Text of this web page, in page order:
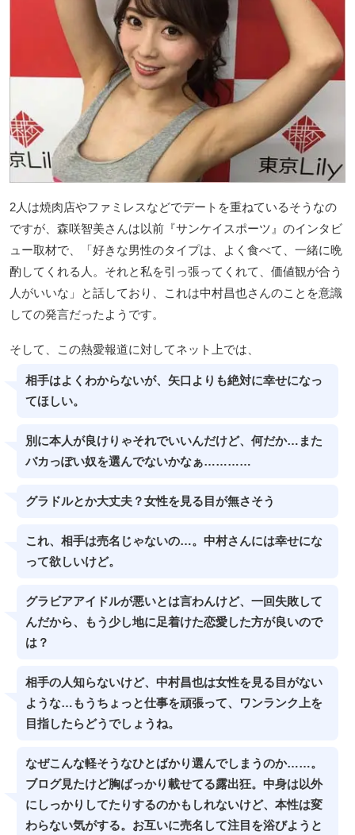
2人は焼肉店やファミレスなどでデートを重ねているそうなの
ですが、森咲智美さんは以前『サンケイスポーツ』のインタビ
ュー取材で、「好きな男性のタイプは、よく食べて、一緒に晩
酌してくれる人。それと私を引っ張ってくれて、価値観が合う
人がいいな」と話しており、これは中村昌也さんのことを意識
しての発言だったようです。
そして、この熱愛報道に対してネット上では、
相手はよくわからないが、矢口よりも絶対に幸せになっ
てほしい。
別に本人が良けりゃそれでいいんだけど、何だか…また
バカっぽい奴を選んでないかなぁ…………
グラドルとか大丈夫？女性を見る目が無さそう
これ、相手は売名じゃないの…。中村さんには幸せにな
って欲しいけど。
グラビアアイドルが悪いとは言わんけど、一回失敗して
んだから、もう少し地に足着けた恋愛した方が良いので
は？
相手の人知らないけど、中村昌也は女性を見る目がない
ような…もうちょっと仕事を頑張って、ワンランク上を
目指したらどうでしょうね。
なぜこんな軽そうなひとばかり選んでしまうのか……。
ブログ見たけど胸ばっかり載せてる露出狂。中身は以外
にしっかりしてたりするのかもしれないけど、本性は変
わらない気がする。お互いに売名して注目を浴びようと